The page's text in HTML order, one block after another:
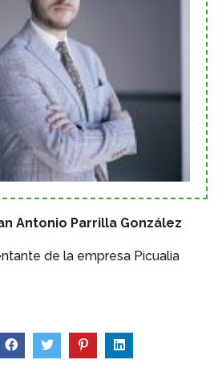
Antonio Parrilla González
de la empresa Picualia